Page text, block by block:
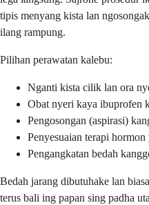
tipis menyang kista lan
ilang rampung.
Pilihan perawatan kalebu:
Nganti kista cilik lan ora
Obat nyeri kaya ibuprofen
Pengosongan (aspirasi)
Penyesuaian terapi
Pengangkatan bedah
Bedah jarang dibutuhake lan
terus bali ing papan sing padha